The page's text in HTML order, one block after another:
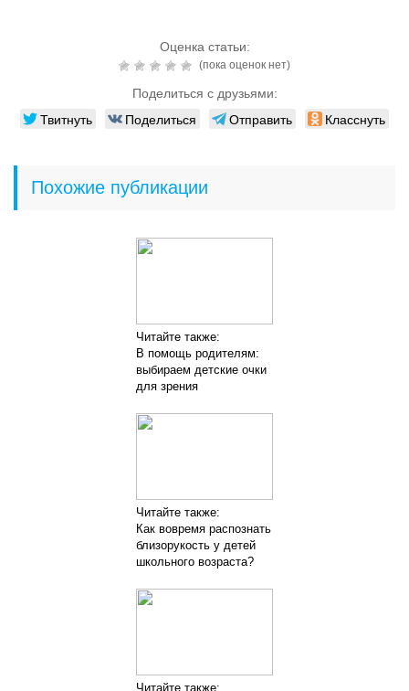
Оценка статьи:
(пока оценок нет)
Поделиться с друзьями:
Твитнуть Поделиться Отправить Класснуть
Похожие публикации
Читайте также:
В помощь родителям:
выбираем детские очки
для зрения
Читайте также:
Как вовремя распознать
близорукость у детей
школьного возраста?
Читайте также: